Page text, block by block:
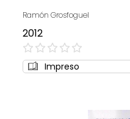
Ramón Grosfoguel
2012
0%
Impreso